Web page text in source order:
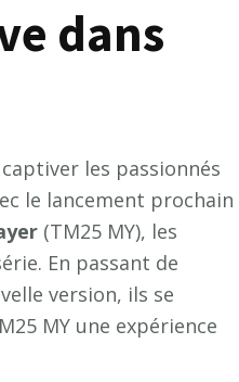
dans
les passionnés
le lancement prochain
yer (TM25 MY), les
En passant de
version, ils se
MY une expérience